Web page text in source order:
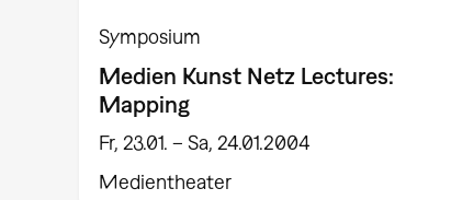
Symposium
Medien Kunst Netz Lectures:
Mapping
Fr, 23.01. – Sa, 24.01.2004
Medientheater